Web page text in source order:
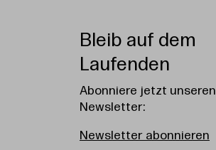
Bleib auf dem
Laufenden
Abonniere jetzt unseren
Newsletter:
Newsletter abonnieren